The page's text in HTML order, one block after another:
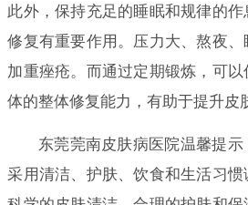
此外，保持充足的睡眠和规律的
修复有重要作用。压力大、熬夜
加重痤疮。而通过定期锻炼，可
体的整体修复能力，有助于提升皮
东莞莞南皮肤病医院温馨提
采用清洁、护肤、饮食和生活习